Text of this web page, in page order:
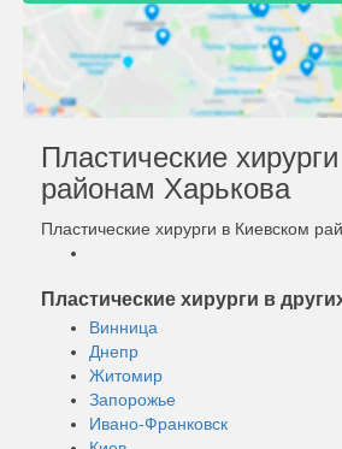
Пластические
районам Харькова
Пластические хирурги в Киевском
Пластические хирурги в
Винница
Днепр
Житомир
Запорожье
Ивано-Франковск